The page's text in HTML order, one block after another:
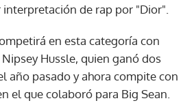
de rap por "Dior".
en esta categoría con
Hussle, quien ganó dos
año pasado y ahora compite con
el que colaboró para Big Sean.